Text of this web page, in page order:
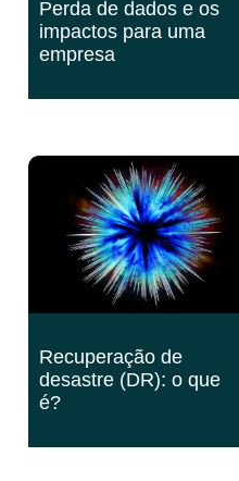
Perda de dados e os
impactos para uma
empresa
Recuperação de
desastre (DR): o que
é?